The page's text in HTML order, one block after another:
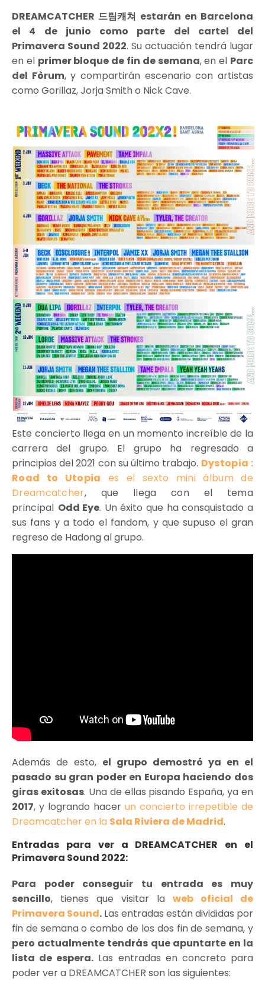
DREAMCATCHER 드림캐쳐 estarán en Barcelona
el 4 de junio como parte del cartel del
Primavera Sound 2022. Su actuación tendrá lugar
en el primer bloque de fin de semana, en el Parc
del Fòrum, y compartirán escenario con artistas
como Gorillaz, Jorja Smith o Nick Cave.
Este concierto llega en un momento increíble de la
carrera del grupo. El grupo ha regresado a
principios del 2021 con su último trabajo. Dystopia :
Road to Utopia es el sexto mini álbum de
Dreamcatcher, que llega con el tema
principal Odd Eye. Un éxito que ha consquistado a
sus fans y a todo el fandom, y que supuso el gran
regreso de Hadong al grupo.
Además de esto, el grupo demostró ya en el
pasado su gran poder en Europa haciendo dos
giras exitosas. Una de ellas pisando España, ya en
2017, y logrando hacer un concierto irrepetible de
Dreamcatcher en la Sala Riviera de Madrid.
Entradas para ver a DREAMCATCHER en el
Primavera Sound 2022:
Para poder conseguir tu entrada es muy
sencillo, tienes que visitar la web oficial de
Primavera Sound. Las entradas están divididas por
fin de semana o combo de los dos fin de semana, y
pero actualmente tendrás que apuntarte en la
lista de espera. Las entradas en concreto para
poder ver a DREAMCATCHER son las siguientes: